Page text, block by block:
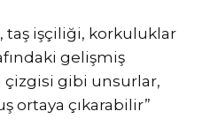
taş işçiliği, korkuluklar
gelişmiş
çizgisi gibi unsurlar,
ortaya çıkarabilir”